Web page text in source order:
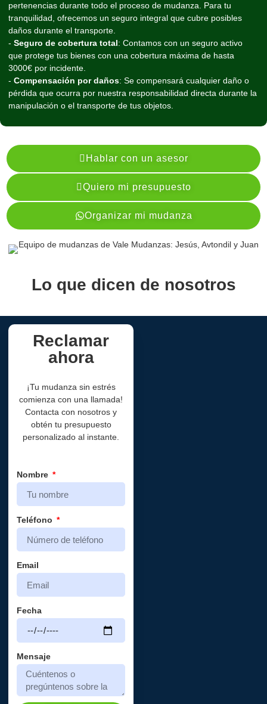
pertenencias durante todo el proceso de mudanza. Para tu
tranquilidad, ofrecemos un seguro integral que cubre posibles
daños durante el transporte.
- Seguro de cobertura total: Contamos con un seguro activo
que protege tus bienes con una cobertura máxima de hasta
3000€ por incidente.
- Compensación por daños: Se compensará cualquier daño o
pérdida que ocurra por nuestra responsabilidad directa durante la
manipulación o el transporte de tus objetos.
Hablar con un asesor
Quiero mi presupuesto
Organizar mi mudanza
Lo que dicen de nosotros
Reclamar
ahora
¡Tu mudanza sin estrés
comienza con una llamada!
Contacta con nosotros y
obtén tu presupuesto
personalizado al instante.
Nombre
Teléfono
Email
Fecha
Mensaje